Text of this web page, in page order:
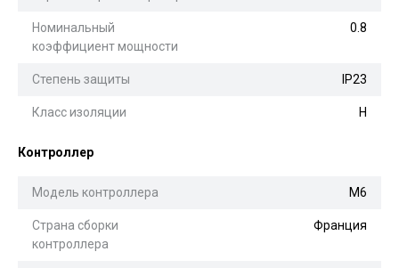
Номинальный
коэффициент мощности
0.8
Степень защиты IP23
Класс изоляции H
Контроллер
Модель контроллера М6
Страна сборки
контроллера
Франция